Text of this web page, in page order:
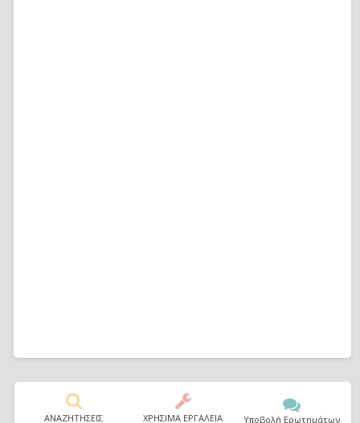
ΑΝΑΖΗΤΗΣΕΙΣ ΧΡΗΣΙΜΑ ΕΡΓΑΛΕΙΑ Υποβολή Ερωτημάτων